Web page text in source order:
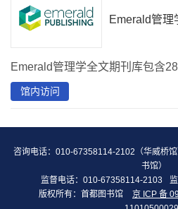
Emerald管理
馆内访问
咨询电话：010-67358114-2102（华威桥
书馆）
监督电话：010-67358114-2103
版权所有：首都图书馆
京 ICP 备